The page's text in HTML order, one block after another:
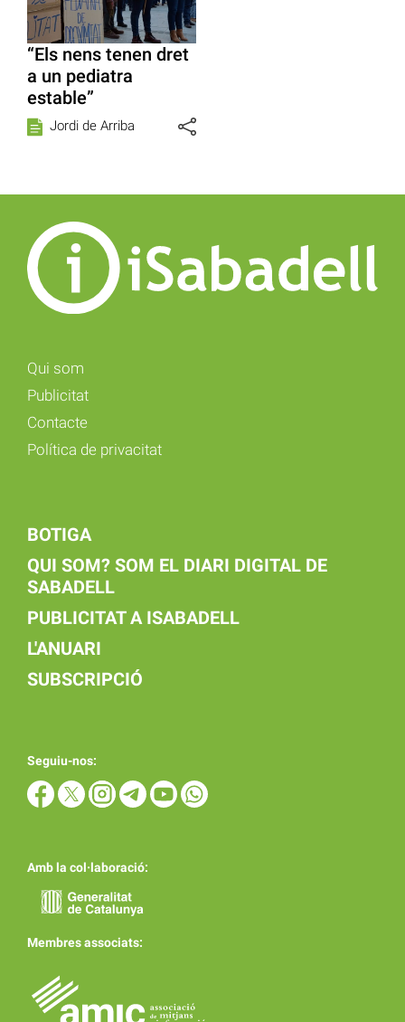
“Els nens tenen dret
a un pediatra
estable”
Jordi de Arriba
Qui som
Publicitat
Contacte
Política de privacitat
BOTIGA
QUI SOM? SOM EL DIARI DIGITAL DE
SABADELL
PUBLICITAT A ISABADELL
L'ANUARI
SUBSCRIPCIÓ
Seguiu-nos:
Amb la col·laboració:
Membres associats: